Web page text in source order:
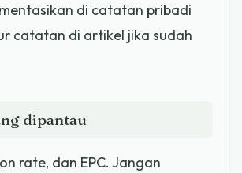
di catatan pribadi
catatan di artikel jika sudah
dipantau
rate, dan EPC. Jangan